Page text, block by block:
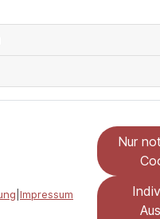
Übelkeit können bei
vorkommen. Ebenfalls
manche Kinder
sich abmildern, indem
nach dem Essen
abends
Wirkung abgemildert
Impressum
Nur